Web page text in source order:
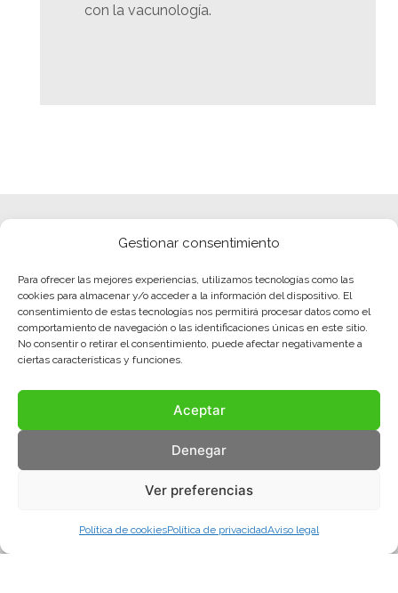
Gestionar consentimiento
Para ofrecer las mejores experiencias, utilizamos tecnologías como las
cookies para almacenar y/o acceder a la información del dispositivo. El
consentimiento de estas tecnologías nos permitirá procesar datos como el
comportamiento de navegación o las identificaciones únicas en este sitio.
No consentir o retirar el consentimiento, puede afectar negativamente a
ciertas características y funciones.
Aceptar
Denegar
Ver preferencias
Política de cookiesPolítica de privacidadAviso legal
con la vacunología.